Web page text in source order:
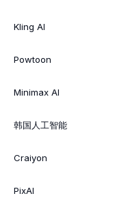
Kling AI
Powtoon
Minimax AI
韩国人工智能
Craiyon
PixAI